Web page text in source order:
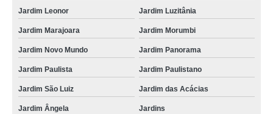
filtro hidráulico de pressão Vila Matilde
procuro por filtros hidráulicos industriais Murundu
filtro hidráulico de retorno Jardim Everest
onde encontro distribuidores de filtros hidráulicos Paraguaçú
filtros hidráulicos distribuidores Leme
Jardim Leonor Jardim Luzitânia
Jardim Marajoara Jardim Morumbi
Jardim Novo Mundo Jardim Panorama
Jardim Paulista Jardim Paulistano
Jardim São Luiz Jardim das Acácias
Jardim Ângela Jardins